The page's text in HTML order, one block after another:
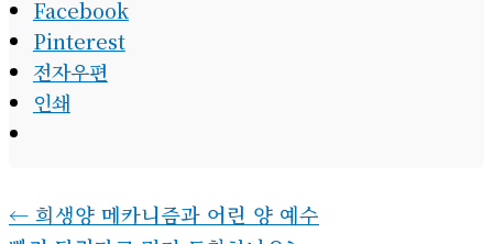
Facebook
Pinterest
전자우편
인쇄
← 희생양 메카니즘과 어린 양 예수